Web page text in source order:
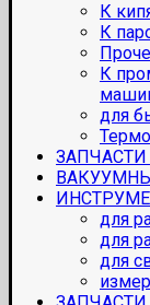
К
К
К
для
для
для
для